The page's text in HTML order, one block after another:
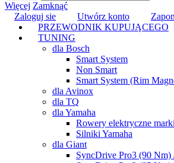
Więcej Zamknąć
Zaloguj sie
Utwórz konto
PRZEWODNIK KUPUJĄCEGO
TUNING
dla Bosch
Smart System
Non Smart
Smart System (Rim
dla Avinox
dla TQ
dla Yamaha
Rowery elektryczne
Silniki Yamaha
dla Giant
SyncDrive Pro3 (90